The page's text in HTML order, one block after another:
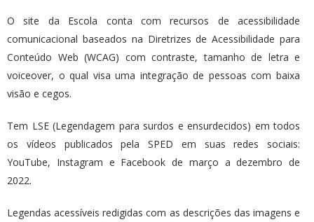
O site da Escola conta com recursos de acessibilidade
comunicacional baseados na Diretrizes de Acessibilidade para
Conteúdo Web (WCAG) com contraste, tamanho de letra e
voiceover, o qual visa uma integração de pessoas com baixa
visão e cegos.
Tem LSE (Legendagem para surdos e ensurdecidos) em todos
os vídeos publicados pela SPED em suas redes sociais:
YouTube, Instagram e Facebook de março a dezembro de
2022.
Legendas acessíveis redigidas com as descrições das imagens e